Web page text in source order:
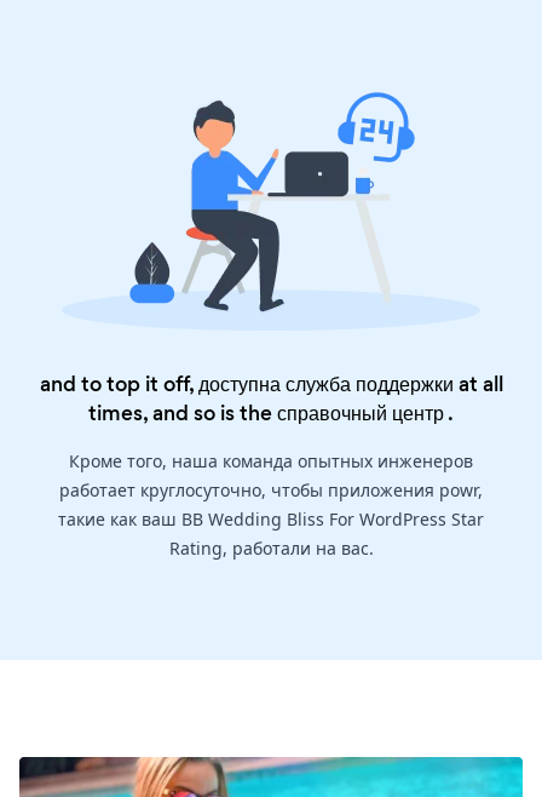
and to top it off, доступна служба поддержки at all
times, and so is theсправочный центр.
Кроме того, наша команда опытных инженеров
работает круглосуточно, чтобы приложения powr,
такие как ваш BB Wedding Bliss For WordPress Star
Rating, работали на вас.